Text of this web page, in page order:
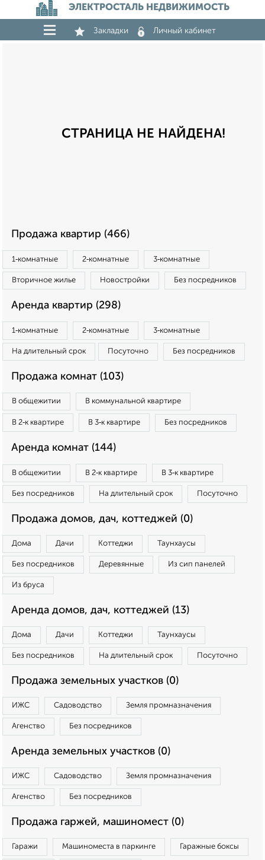
ЭЛЕКТРОСТАЛЬ НЕДВИЖИМОСТЬ
Закладки Личный кабинет
СТРАНИЦА НЕ НАЙДЕНА!
Продажа квартир (466)
1‑комнатные 2‑комнатные 3‑комнатные
Вторичное жилье Новостройки Без посредников
Аренда квартир (298)
1‑комнатные 2‑комнатные 3‑комнатные
На длительный срок Посуточно Без посредников
Продажа комнат (103)
В общежитии В коммунальной квартире
В 2‑к квартире В 3‑к квартире Без посредников
Аренда комнат (144)
В общежитии В 2‑к квартире В 3‑к квартире
Без посредников На длительный срок Посуточно
Продажа домов, дач, коттеджей (0)
Дома Дачи Коттеджи Таунхаусы
Без посредников Деревянные Из сип панелей
Из бруса
Аренда домов, дач, коттеджей (13)
Дома Дачи Коттеджи Таунхаусы
Без посредников На длительный срок Посуточно
Продажа земельных участков (0)
ИЖС Садоводство Земля промназначения
Агенство Без посредников
Аренда земельных участков (0)
ИЖС Садоводство Земля промназначения
Агенство Без посредников
Продажа гаржей, машиномест (0)
Гаражи Машиноместа в паркинге Гаражные боксы